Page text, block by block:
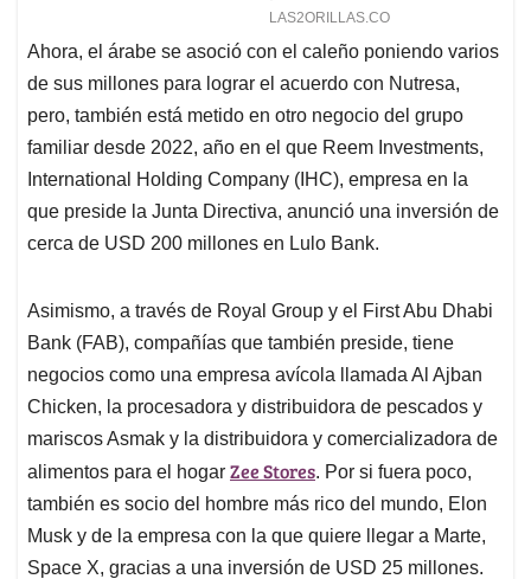
Ahora, el árabe se asoció con el caleño poniendo varios
de sus millones para lograr el acuerdo con Nutresa,
pero, también está metido en otro negocio del grupo
familiar desde 2022, año en el que Reem Investments,
International Holding Company (IHC), empresa en la
que preside la Junta Directiva, anunció una inversión de
cerca de USD 200 millones en Lulo Bank.
Asimismo, a través de Royal Group y el First Abu Dhabi
Bank (FAB), compañías que también preside, tiene
negocios como una empresa avícola llamada Al Ajban
Chicken, la procesadora y distribuidora de pescados y
mariscos Asmak y la distribuidora y comercializadora de
alimentos para el hogar Zee Stores. Por si fuera poco,
también es socio del hombre más rico del mundo, Elon
Musk y de la empresa con la que quiere llegar a Marte,
Space X, gracias a una inversión de USD 25 millones.